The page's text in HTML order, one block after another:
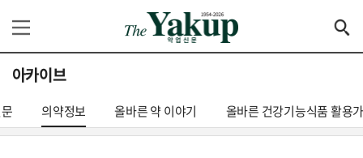
아카이브
의약정보 올바른 약 이야기 올바른 건강기능식품 활용